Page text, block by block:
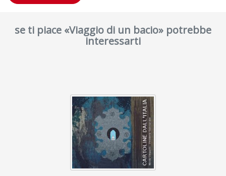
se ti piace «Viaggio di un bacio» potrebbe
interessarti